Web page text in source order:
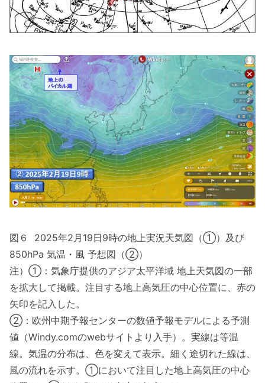
図６ 2025年2月19日9時の地上実況天気図（①）及び
850hPa 気温・風 予想図（②）
注）①：気象庁提供のアジア太平洋域 地上天気図の一部
を拡大して掲載。注目する地上高気圧の中心位置に、赤の
矢印を記入した。
②：欧州中期予報センターの数値予報モデルによる予測
値（Windy.comのwebサイトより入手）。実線は等温
線。気温の分布は、色を変えて表示。細く途切れた線は、
風の流れを示す。①において注目した地上高気圧の中心